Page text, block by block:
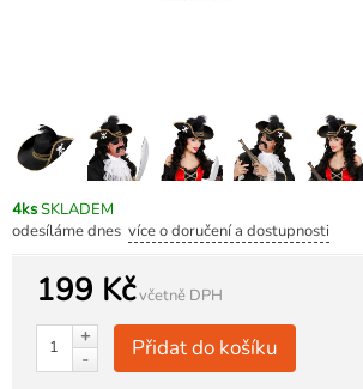
4ksSKLADEM
odesíláme dnes více o doručení a dostupnosti
199 Kčvčetně DPH
+
-
Přidat do košíku